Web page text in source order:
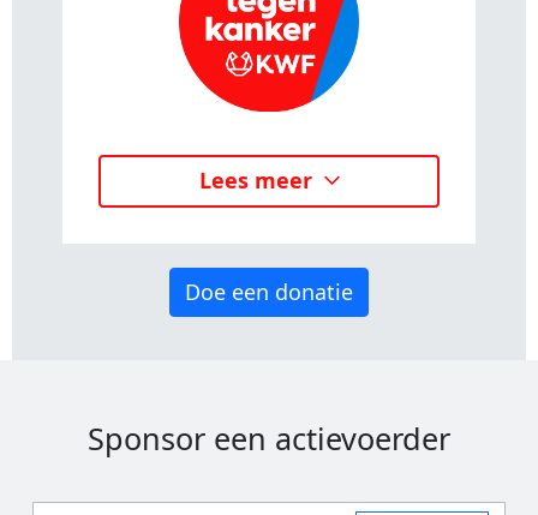
Lees meer
Doe een donatie
Sponsor een actievoerder